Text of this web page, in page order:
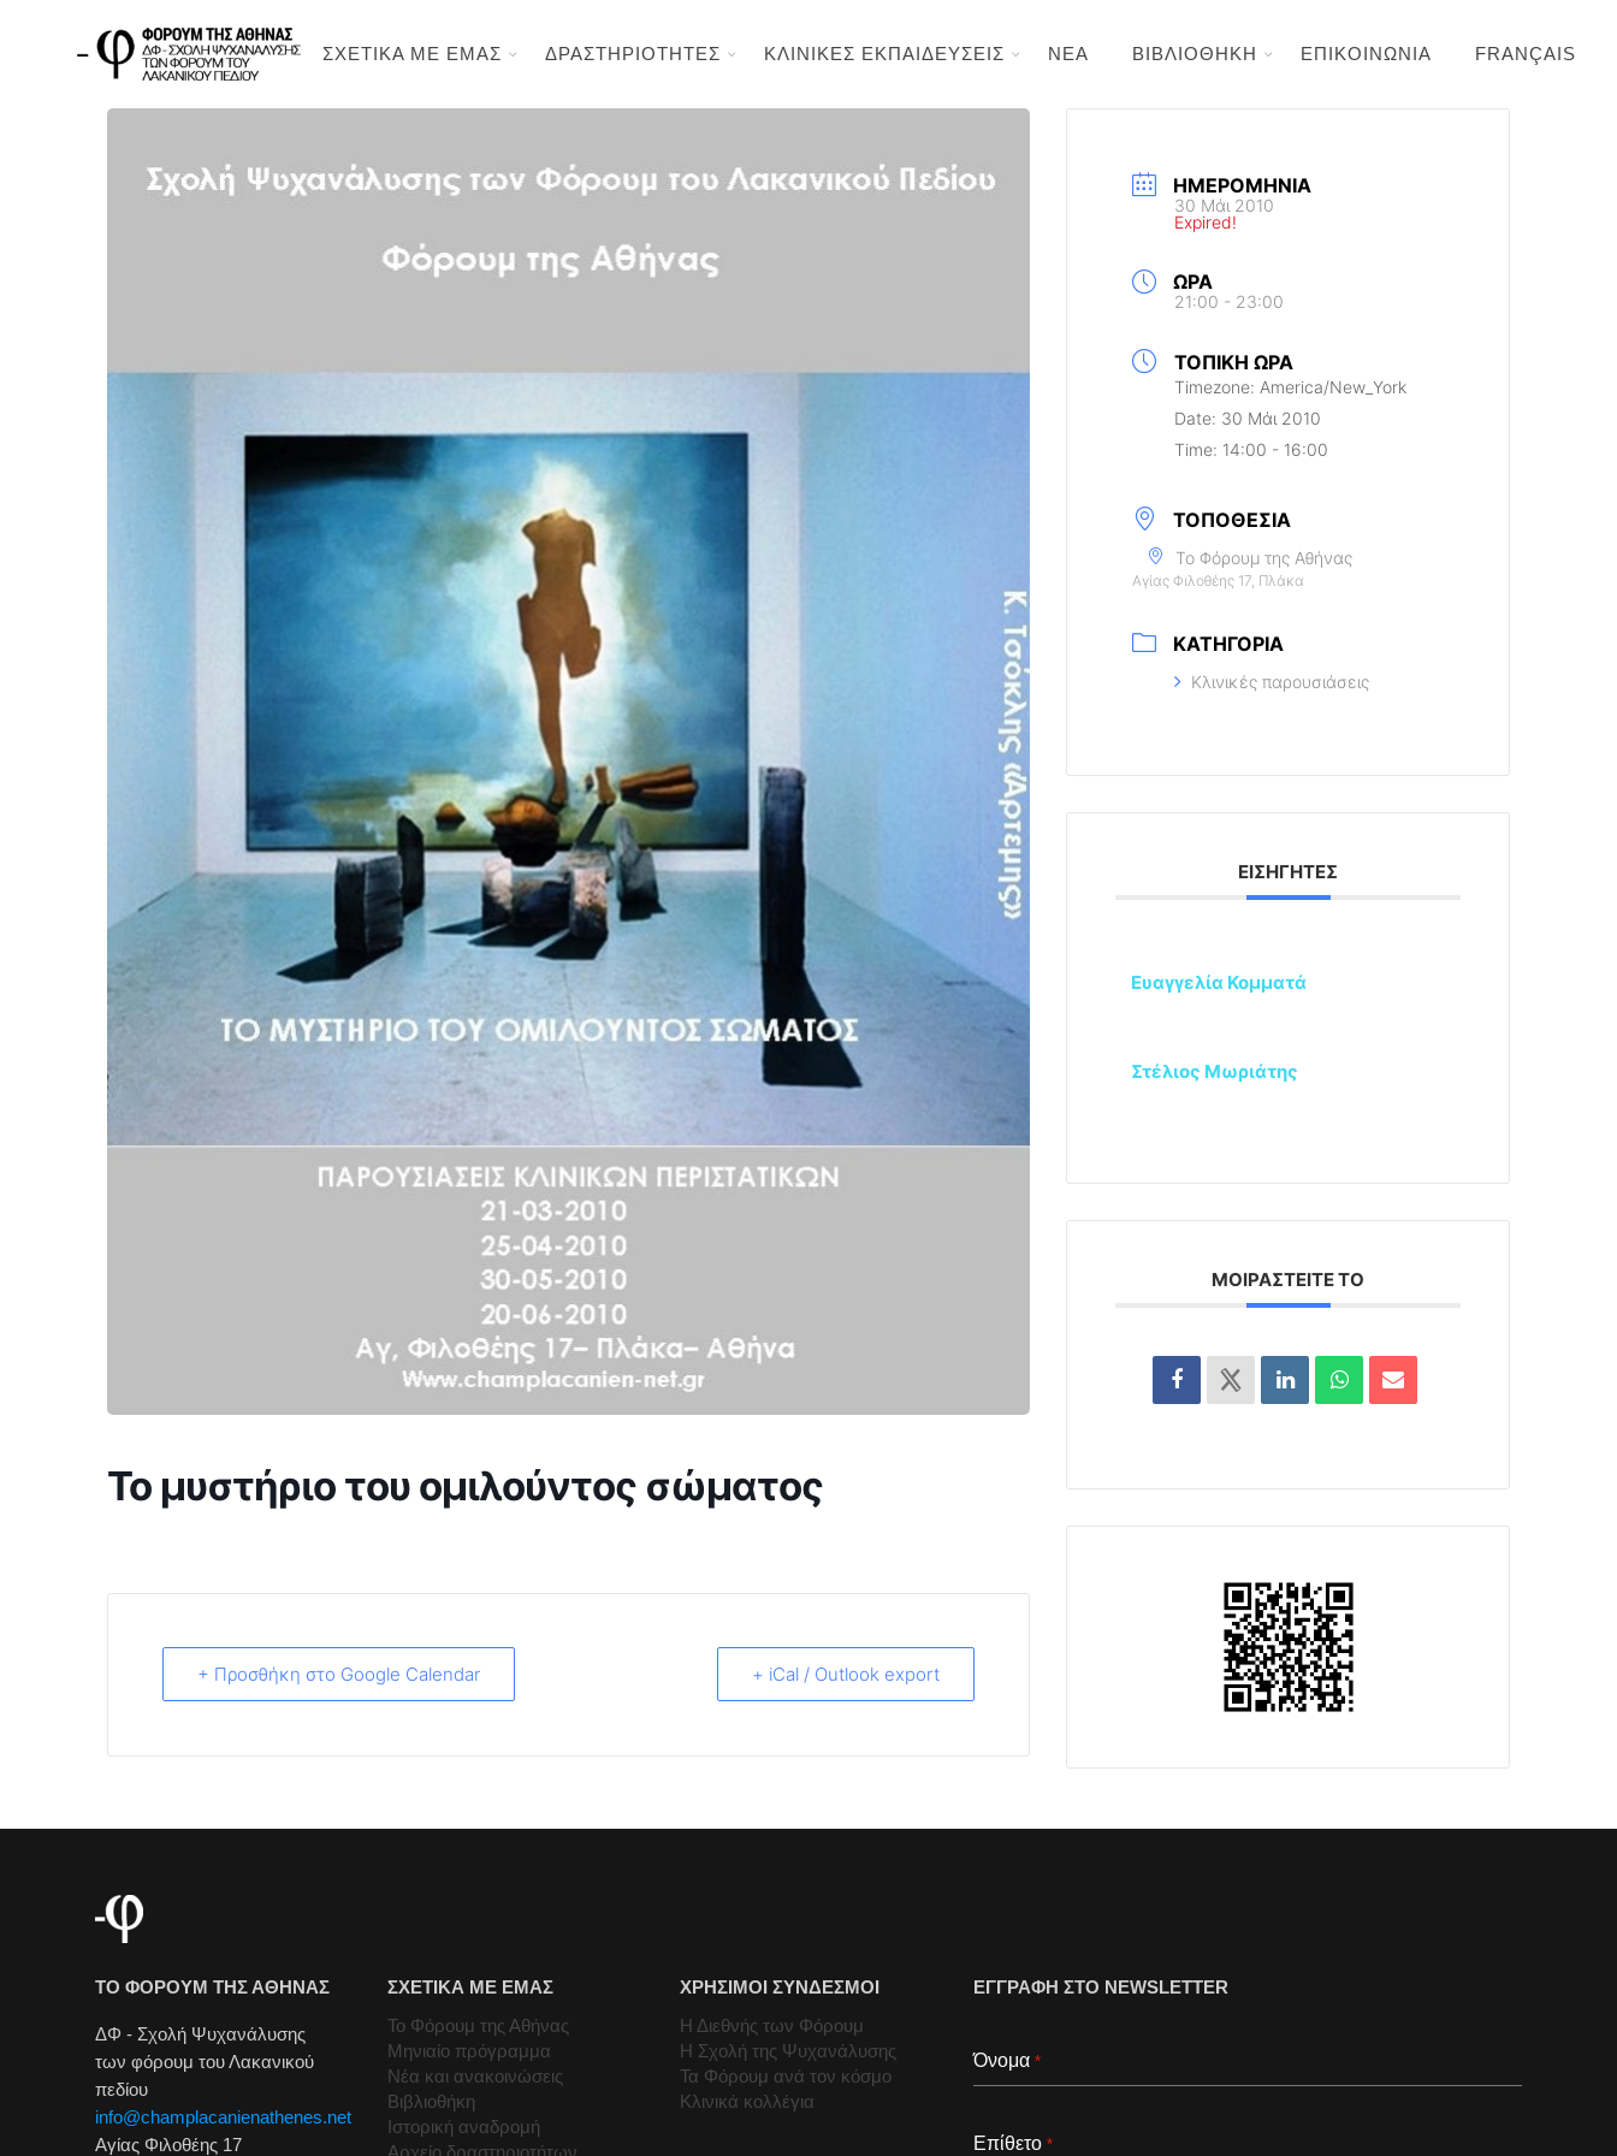
ΣΧΕΤΙΚΑ ΜΕ ΕΜΑΣ ΔΡΑΣΤΗΡΙΟΤΗΤΕΣ ΚΛΙΝΙΚΕΣ ΕΚΠΑΙΔΕΥΣΕΙΣ ΝΕΑ ΒΙΒΛΙΟΘΗΚΗ ΕΠΙΚΟΙΝΩΝΙΑ FRANÇAIS
Το μυστήριο του ομιλούντος σώματος
+ Προσθήκη στο Google Calendar + iCal / Outlook export
ΗΜΕΡΟΜΗΝΊΑ
30 Μάι 2010
Expired!
ΏΡΑ
21:00 - 23:00
ΤΟΠΙΚΉ ΏΡΑ
Timezone: America/New_York
Date: 30 Μάι 2010
Time: 14:00 - 16:00
ΤΟΠΟΘΕΣΊΑ
Το Φόρουμ της Αθήνας
Αγίας Φιλοθέης 17, Πλάκα
ΚΑΤΗΓΟΡΊΑ
Κλινικές παρουσιάσεις
ΕΙΣΗΓΗΤΈΣ
Ευαγγελία Κομματά
Στέλιος Μωριάτης
ΜΟΙΡΑΣΤΕΊΤΕ ΤΟ
ΤΟ ΦΟΡΟΥΜ ΤΗΣ ΑΘΗΝΑΣ
ΔΦ - Σχολή Ψυχανάλυσης
των φόρουμ του Λακανικού
πεδίου
info@champlacanienathenes.net
Αγίας Φιλοθέης 17
ΣΧΕΤΙΚΑ ΜΕ ΕΜΑΣ
Το Φόρουμ της Αθήνας
Μηνιαίο πρόγραμμα
Νέα και ανακοινώσεις
Βιβλιοθήκη
Ιστορική αναδρομή
Αρχείο δραστηριοτήτων
ΧΡΗΣΙΜΟΙ ΣΥΝΔΕΣΜΟΙ
Η Διεθνής των Φόρουμ
Η Σχολή της Ψυχανάλυσης
Τα Φόρουμ ανά τον κόσμο
Κλινικά κολλέγια
ΕΓΓΡΑΦΗ ΣΤΟ NEWSLETTER
Όνομα *
Επίθετο *